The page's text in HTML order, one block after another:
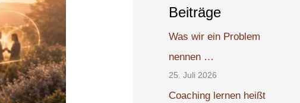
Beiträge
Was wir ein Problem
nennen …
25. Juli 2026
Coaching lernen heißt